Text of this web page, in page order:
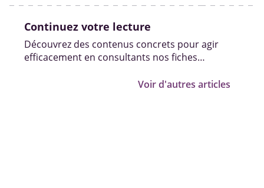
Continuez votre lecture
Découvrez des contenus concrets pour agir
efficacement en consultants nos fiches
Voir d'autres articles